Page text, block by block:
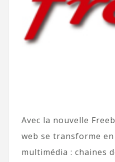
Avec la nouvelle
web se transforme
multimédia : chaines